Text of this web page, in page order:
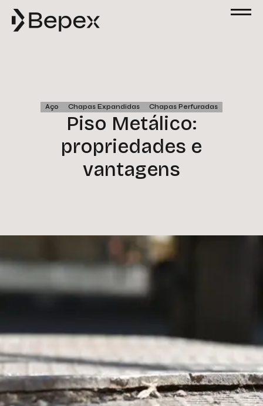
Aço Chapas Expandidas Chapas Perfuradas
Piso Metálico:
propriedades e
vantagens